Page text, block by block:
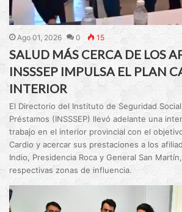
Ago 01, 2026 0 15
SALUD MÁS CERCA DE LOS
INSSSEP IMPULSA EL PLAN
INTERIOR
El Directorio del Instituto de Seguridad
Préstamos (INSSSEP) llevó adelante una
trabajo en el interior provincial con el
Cardio y acercar sus prestaciones a los
Indio, Presidencia Roca y General San
respectivas zonas de influencia.